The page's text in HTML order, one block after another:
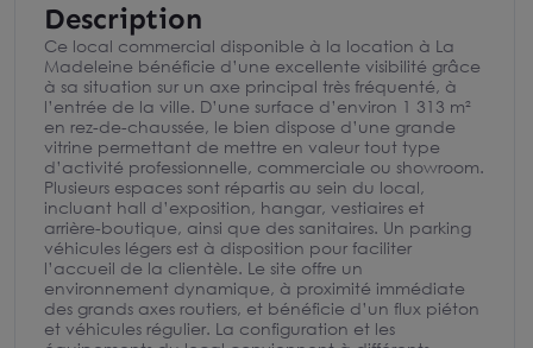
Description
Ce local commercial disponible à la location à La
Madeleine bénéficie d’une excellente visibilité grâce
à sa situation sur un axe principal très fréquenté, à
l’entrée de la ville. D’une surface d’environ 1 313 m²
en rez-de-chaussée, le bien dispose d’une grande
vitrine permettant de mettre en valeur tout type
d’activité professionnelle, commerciale ou showroom.
Plusieurs espaces sont répartis au sein du local,
incluant hall d’exposition, hangar, vestiaires et
arrière-boutique, ainsi que des sanitaires. Un parking
véhicules légers est à disposition pour faciliter
l’accueil de la clientèle. Le site offre un
environnement dynamique, à proximité immédiate
des grands axes routiers, et bénéficie d’un flux piéton
et véhicules régulier. La configuration et les